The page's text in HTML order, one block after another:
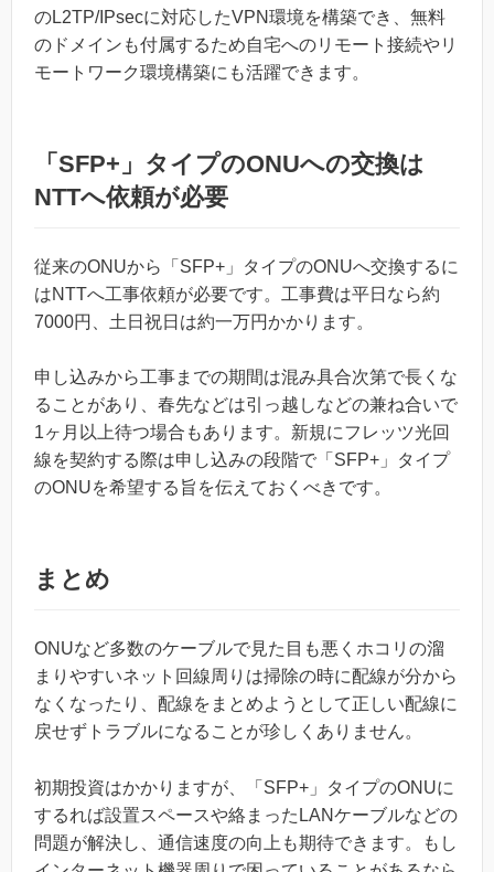
のL2TP/IPsecに対応したVPN環境を構築でき、無料
のドメインも付属するため自宅へのリモート接続やリ
モートワーク環境構築にも活躍できます。
「SFP+」タイプのONUへの交換は
NTTへ依頼が必要
従来のONUから「SFP+」タイプのONUへ交換するに
はNTTへ工事依頼が必要です。工事費は平日なら約
7000円、土日祝日は約一万円かかります。
申し込みから工事までの期間は混み具合次第で長くな
ることがあり、春先などは引っ越しなどの兼ね合いで
1ヶ月以上待つ場合もあります。新規にフレッツ光回
線を契約する際は申し込みの段階で「SFP+」タイプ
のONUを希望する旨を伝えておくべきです。
まとめ
ONUなど多数のケーブルで見た目も悪くホコリの溜
まりやすいネット回線周りは掃除の時に配線が分から
なくなったり、配線をまとめようとして正しい配線に
戻せずトラブルになることが珍しくありません。
初期投資はかかりますが、「SFP+」タイプのONUに
するれば設置スペースや絡まったLANケーブルなどの
問題が解決し、通信速度の向上も期待できます。もし